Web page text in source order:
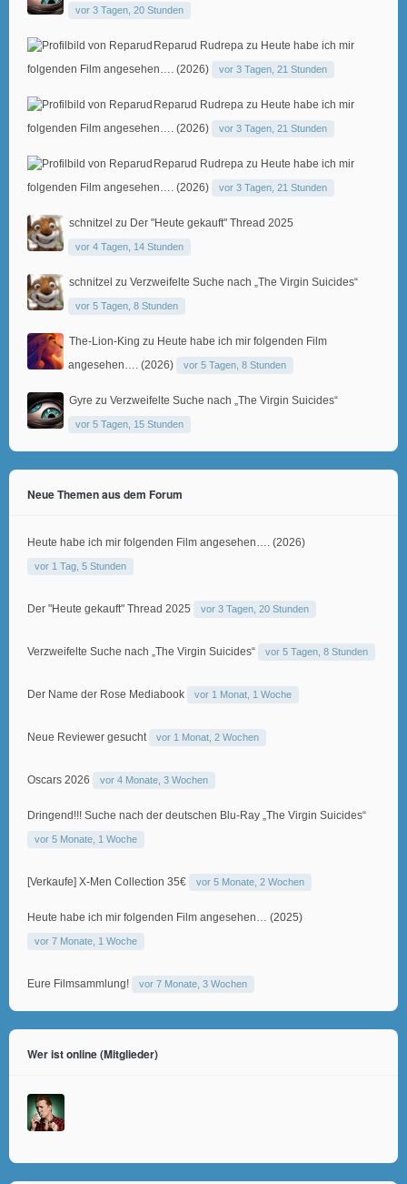
vor 3 Tagen, 20 Stunden
Reparud Rudrepa zu Heute habe ich mir
folgenden Film angesehen…. (2026)
vor 3 Tagen, 21 Stunden
Reparud Rudrepa zu Heute habe ich mir
folgenden Film angesehen…. (2026)
vor 3 Tagen, 21 Stunden
Reparud Rudrepa zu Heute habe ich mir
folgenden Film angesehen…. (2026)
vor 3 Tagen, 21 Stunden
schnitzel zu Der "Heute gekauft" Thread 2025
vor 4 Tagen, 14 Stunden
schnitzel zu Verzweifelte Suche nach „The Virgin Suicides“
vor 5 Tagen, 8 Stunden
The-Lion-King zu Heute habe ich mir folgenden Film
angesehen…. (2026)
vor 5 Tagen, 8 Stunden
Gyre zu Verzweifelte Suche nach „The Virgin Suicides“
vor 5 Tagen, 15 Stunden
Neue Themen aus dem Forum
Heute habe ich mir folgenden Film angesehen…. (2026)
vor 1 Tag, 5 Stunden
Der "Heute gekauft" Thread 2025 vor 3 Tagen, 20 Stunden
Verzweifelte Suche nach „The Virgin Suicides“ vor 5 Tagen, 8 Stunden
Der Name der Rose Mediabook vor 1 Monat, 1 Woche
Neue Reviewer gesucht vor 1 Monat, 2 Wochen
Oscars 2026 vor 4 Monate, 3 Wochen
Dringend!!! Suche nach der deutschen Blu-Ray „The Virgin Suicides“
vor 5 Monate, 1 Woche
[Verkaufe] X-Men Collection 35€ vor 5 Monate, 2 Wochen
Heute habe ich mir folgenden Film angesehen… (2025)
vor 7 Monate, 1 Woche
Eure Filmsammlung! vor 7 Monate, 3 Wochen
Wer ist online (Mitglieder)